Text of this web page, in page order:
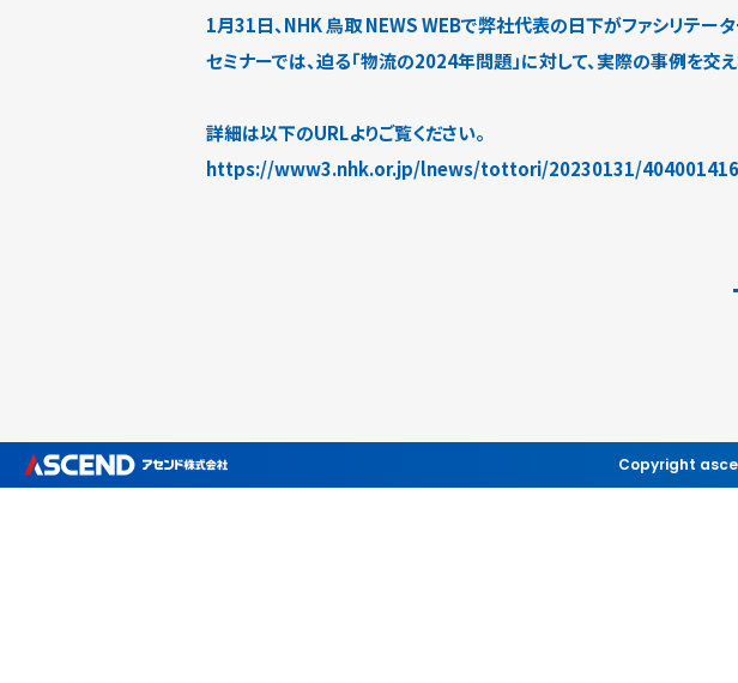
1月31日、NHK 鳥取 NEWS WEBで弊社代表の日下がファシリテー
セミナーでは、迫る「物流の2024年問題」に対して、実際の事例を交
詳細は以下のURLよりご覧ください。
https://www3.nhk.or.jp/lnews/tottori/20230131/
Copyright